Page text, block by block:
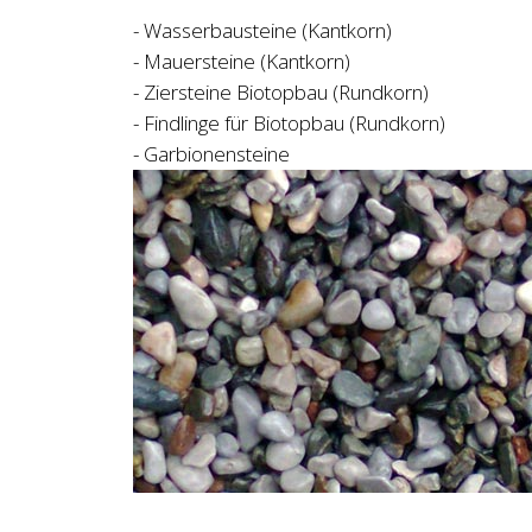
- Wasserbausteine (Kantkorn)
- Mauersteine (Kantkorn)
- Ziersteine Biotopbau (Rundkorn)
- Findlinge für Biotopbau (Rundkorn)
- Garbionensteine